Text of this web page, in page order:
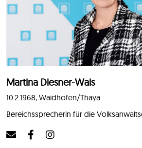
Martina Diesner-Wais
10.2.1968, Waidhofen/Thaya
Bereichssprecherin für die